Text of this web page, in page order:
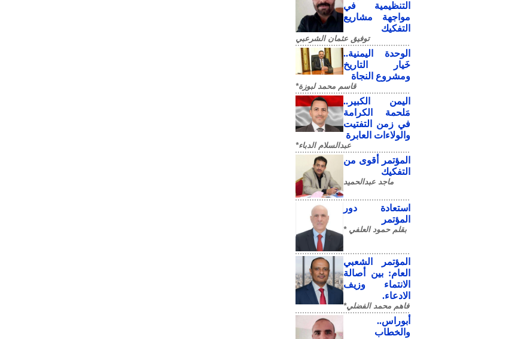
التنظيمية في
مواجهة مشاريع
التفكيك
توفيق عثمان الشرعبي
الوحدة اليمنية..
خَيار التاريخ
ومشروع النجاة
قاسم محمد لبوزة*
​اليمن الكبير..
مَلحمة الكرامة
في زمن التفتيت
والولاءات العابرة
عبدالسلام الدباء*
المؤتمر أقوى من
التفكيك
ماجد عبدالحميد
استعادة دور
المؤتمر
بقلم حمود العلفي *
المؤتمر الشعبي
العام: بين أصالة
الانتماء وزيف
الادعاء.
فاهم محمد الفضلي*
أبوراس..
والخطاب